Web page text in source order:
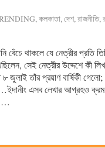
,কলকাতা,দেশ,রাজনীতি,
বেঁচে থাকলে যে নেত্রীর প্রতি
সেই নেত্রীর উদ্দেশে কী
তাঁর প্রয়াণ বার্ষিকী গেলো;
এসব লেখার আগ্রহও
…